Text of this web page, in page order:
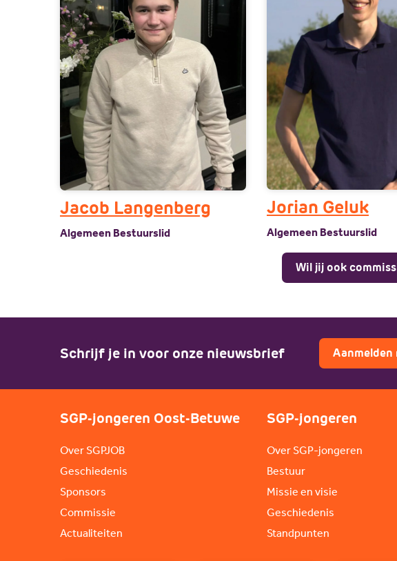
Jacob Langenberg
Algemeen Bestuurslid
Jorian Geluk
Algemeen Bestuurslid
Wil jij ook
Schrijf je in voor onze nieuwsbrief
SGP-jongeren Oost-Betuwe
Over SGPJOB
Geschiedenis
Sponsors
Commissie
Actualiteiten
SGP-jongeren
Over SGP-jongeren
Bestuur
Missie en visie
Geschiedenis
Standpunten